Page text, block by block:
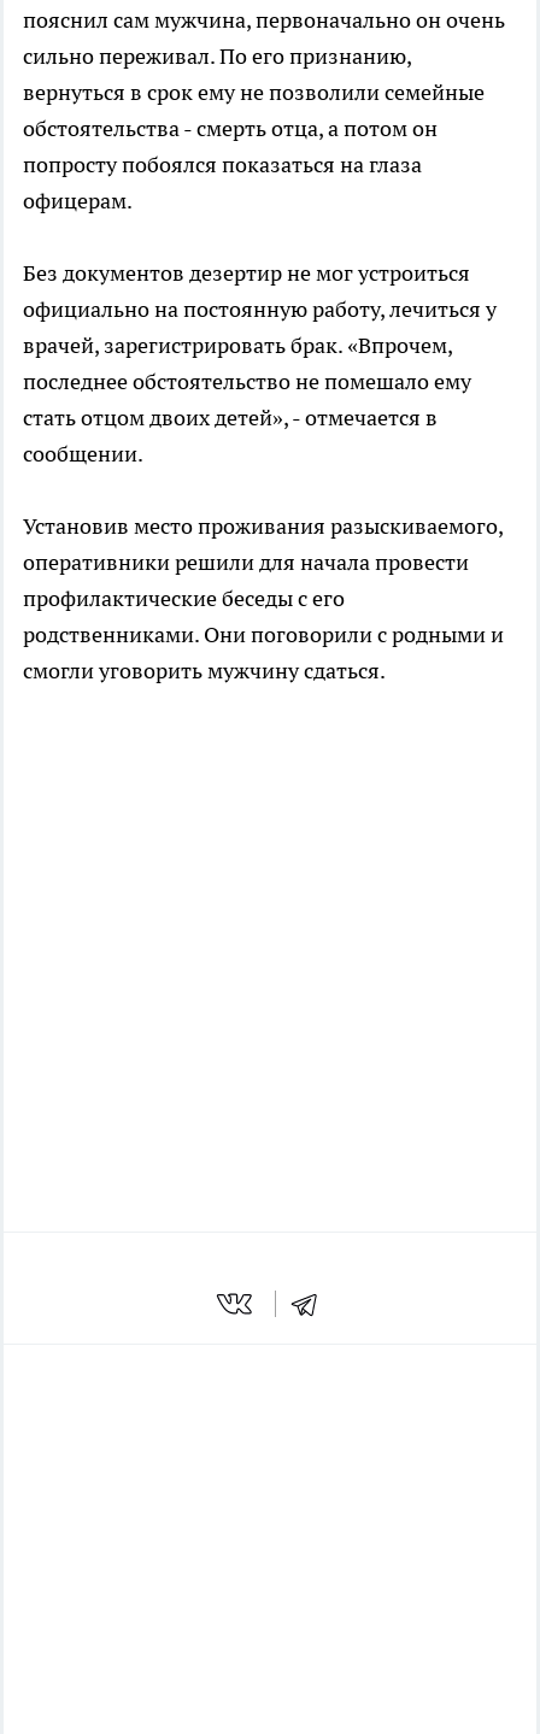
пояснил сам мужчина, первоначально он очень
сильно переживал. По его признанию,
вернуться в срок ему не позволили семейные
обстоятельства - смерть отца, а потом он
попросту побоялся показаться на глаза
офицерам.
Без документов дезертир не мог устроиться
официально на постоянную работу, лечиться у
врачей, зарегистрировать брак. «Впрочем,
последнее обстоятельство не помешало ему
стать отцом двоих детей», - отмечается в
сообщении.
Установив место проживания разыскиваемого,
оперативники решили для начала провести
профилактические беседы с его
родственниками. Они поговорили с родными и
смогли уговорить мужчину сдаться.